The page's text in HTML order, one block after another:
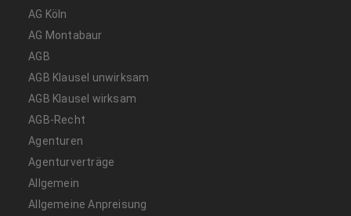
AG Köln
AG Montabaur
AGB
AGB Klausel unwirksam
AGB Klausel wirksam
AGB-Recht
Agenturen
Agenturverträge
Allgemein
Allgemeine Anpreisung